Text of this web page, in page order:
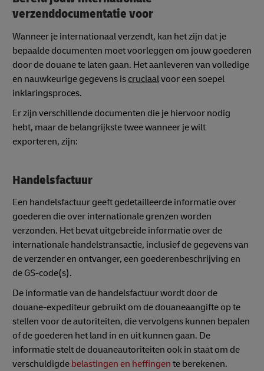
verzenddocumentatie voor
Wanneer je internationaal verzendt, kan het zijn dat je
bepaalde documenten moet voorleggen om jouw goederen
door de douane te laten gaan. Het aanleveren van volledige
en nauwkeurige gegevens is cruciaalvoor een soepel
inklaringsproces.
Er zijn verschillende documenten die je hiervoor nodig
hebt, maar de belangrijkste twee wanneer je wilt
exporteren, zijn:
Handelsfactuur
Een handelsfactuur geeft gedetailleerde informatie over
goederen die over internationale grenzen worden
verzonden. Het bevat uitgebreide informatie over de
internationale handelstransactie, inclusief de gegevens van
de verzender en ontvanger, een goederenbeschrijving en
de GS-code(s).
De informatie van de handelsfactuur wordt door de
douane-expediteur gebruikt om de douaneaangifte op te
stellen voor de autoriteiten, die vervolgens kunnen bepalen
of de goederen het land in en uit kunnen gaan. De
informatie stelt de douaneautoriteiten ook in staat om de
verschuldigde belastingen en heffingen te berekenen.